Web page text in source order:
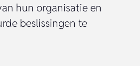
hun organisatie en
beslissingen te